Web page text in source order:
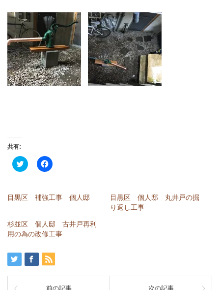
共有:
ク
リ
て
Twitter
有
(新
し
い
ィ
ン
ド
で
Facebook
で
る
に
リ
ッ
ク
し
く
だ
さ
(新
し
目黒区 補強工事 個人邸
目黒区 個人邸 丸井戸の掘
り返し工事
杉並区 個人邸 古井戸再利
用の為の改修工事
前の記事 次の記事